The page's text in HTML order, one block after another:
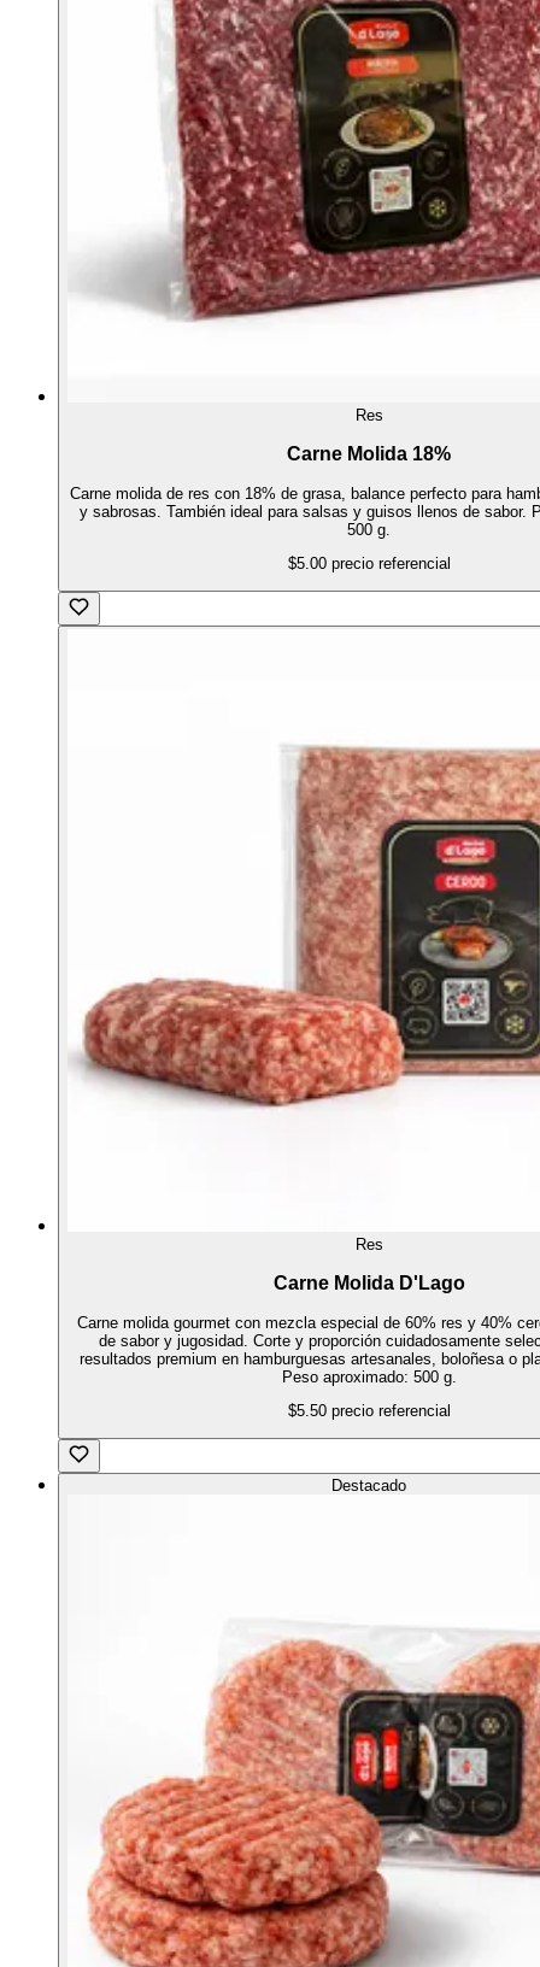
Res
Carne Molida 18%
Carne molida de res con 18% de grasa, balance perfecto para
y sabrosas. También ideal para salsas y guisos llenos de sabor.
500 g.
$5.00 precio referencial
Res
Carne Molida D'Lago
Carne molida gourmet con mezcla especial de 60% res y 40%
de sabor y jugosidad. Corte y proporción cuidadosamente
resultados premium en hamburguesas artesanales, boloñesa o
Peso aproximado: 500 g.
$5.50 precio referencial
Destacado